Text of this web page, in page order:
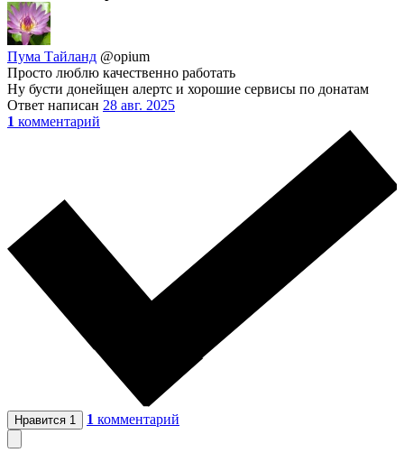
Пума Тайланд @opium
Просто люблю качественно работать
Ну бусти донейщен алертс и хорошие сервисы по донатам
Ответ написан 28 авг. 2025
1 комментарий
Нравится 1 1 комментарий